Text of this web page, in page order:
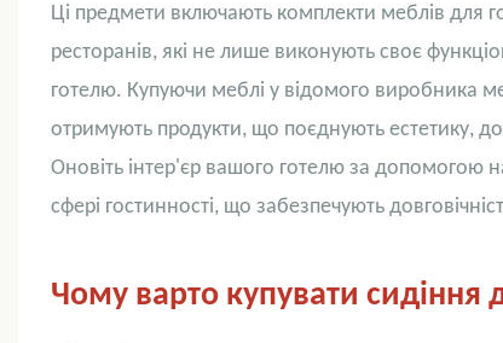
Ці предмети включають комплекти меблів для
ресторанів, які не лише виконують своє
готелю. Купуючи меблі у відомого виробника
отримують продукти, що поєднують естетику,
Оновіть інтер'єр вашого готелю за допомогою
сфері гостинності, що забезпечують
Чому варто купувати сидіння